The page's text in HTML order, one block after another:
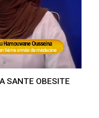
SANTE OBESITE